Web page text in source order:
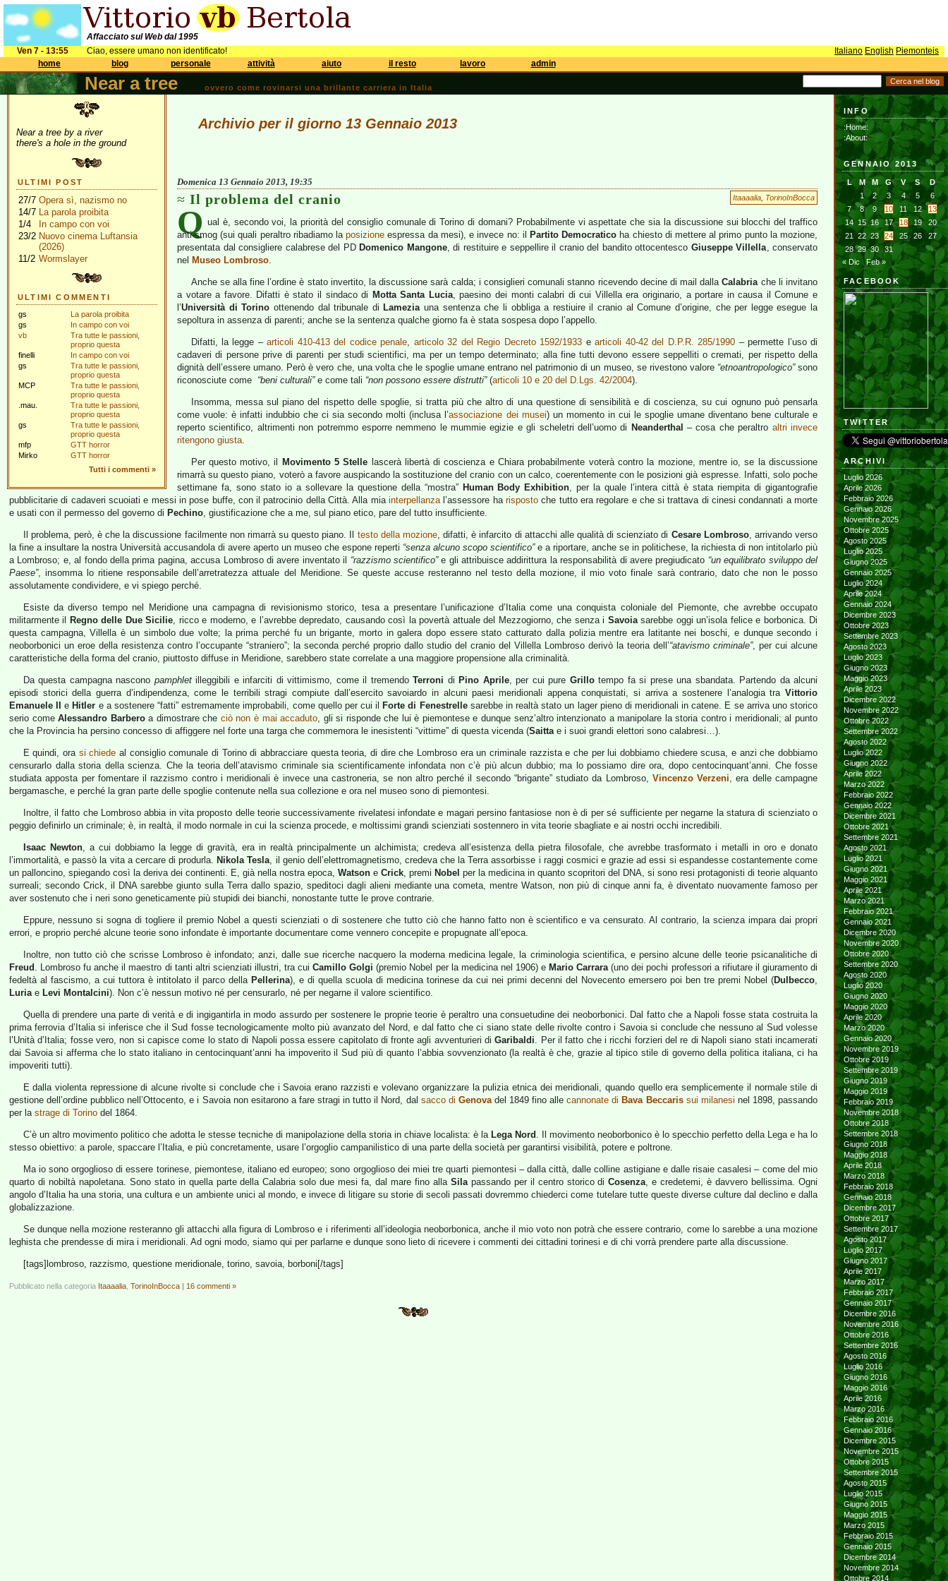
Affacciato sul Web dal 1995
Ven 7 - 13:55
Ciao, essere umano non identificato! Italiano English Piemonteis
home
blog personale attività aiuto il resto lavoro admin
Near a tree ovvero come rovinarsi una brillante carriera in Italia
Near a tree by a river
there's a hole in the ground
ULTIMI POST
27/7 Opera sì, nazismo no
14/7 La parola proibita
1/4
In campo con voi
23/2 Nuovo cinema Luftansia
(2026)
11/2 Wormslayer
ULTIMI COMMENTI
gs
La parola proibita
gs
In campo con voi
vb
Tra tutte le passioni,
proprio questa
finelli
In campo con voi
gs
Tra tutte le passioni,
proprio questa
MCP
Tra tutte le passioni,
proprio questa
.mau.
Tra tutte le passioni,
proprio questa
gs
Tra tutte le passioni,
proprio questa
mfp
GTT horror
Mirko
GTT horror
Tutti i commenti »
Archivio per il giorno 13 Gennaio 2013
Domenica 13 Gennaio 2013, 19:35
Itaaaalia TorinoInBocca
Il problema del cranio
Q ual è, secondo voi, la priorità del consiglio comunale di Torino di domani? Probabilmente vi aspettate che sia la discussione sui blocchi del traffico
anti-smog (sui quali peraltro ribadiamo laposizione espressa da mesi), e invece no: il Partito Democratico ha chiesto di mettere al primo punto la mozione,
presentata dal consigliere calabrese del PD Domenico Mangone, di restituire e seppellire il cranio del bandito ottocentesco Giuseppe Villella, conservato
nel Museo Lombroso.
Anche se alla fine l’ordine è stato invertito, la discussione sarà calda; i consiglieri comunali stanno ricevendo decine di mail dallaCalabriache li invitano
a votare a favore. Difatti è stato il sindaco di Motta Santa Lucia, paesino dei monti calabri di cui Villella era originario, a portare in causa il Comune e
l’Università di Torino ottenendo dal tribunale di Lameziauna sentenza che li obbliga a restiuire il cranio al Comune d’origine, che per legge esegue la
sepoltura in assenza di parenti; anche se la sentenza qualche giorno fa è stata sospesa dopo l’appello.
Difatti, la legge –articoli 410-413 del codice penale, articolo 32 del Regio Decreto 1592/1933 earticoli 40-42 del D.P.R. 285/1990 – permette l’uso di
cadaveri di persone prive di parenti per studi scientifici, ma per un tempo determinato; alla fine tutti devono essere seppelliti o cremati, per rispetto della
dignità dell’essere umano. Però è vero che, una volta che le spoglie umane entrano nel patrimonio di un museo, se rivestono valore “etnoantropologico”sono
riconosciute come “beni culturali”e come tali “non possono essere distrutti”(articoli 10 e 20 del D.Lgs. 42/2004).
Insomma, messa sul piano del rispetto delle spoglie, si tratta più che altro di una questione di sensibilità e di coscienza, su cui ognuno può pensarla
come vuole: è infatti indubbio che ci sia secondo molti (inclusa l’associazione dei musei) un momento in cui le spoglie umane diventano bene culturale e
reperto scientifico, altrimenti non potremmo esporre nemmeno le mummie egizie e gli scheletri dell’uomo di Neanderthal – cosa che peraltro altri invece
ritengono giusta.
Per questo motivo, il Movimento 5 Stelle lascerà libertà di coscienza e Chiara probabilmente voterà contro la mozione, mentre io, se la discussione
rimarrà su questo piano, voterò a favore auspicando la sostituzione del cranio con un calco, coerentemente con le posizioni già espresse. Infatti, solo poche
settimane fa, sono stato io a sollevare la questione della “mostra” Human Body Exhibition, per la quale l’intera città è stata riempita di gigantografie
pubblicitarie di cadaveri scuoiati e messi in pose buffe, con il patrocinio della Città. Alla mia interpellanzal’assessore ha rispostoche tutto era regolare e che si trattava di cinesi condannati a morte
e usati con il permesso del governo di Pechino, giustificazione che a me, sul piano etico, pare del tutto insufficiente.
Il problema, però, è che la discussione facilmente non rimarrà su questo piano. Il testo della mozione, difatti, è infarcito di attacchi alle qualità di scienziato di Cesare Lombroso, arrivando verso
la fine a insultare la nostra Università accusandola di avere aperto un museo che espone reperti “senza alcuno scopo scientifico”e a riportare, anche se in politichese, la richiesta di non intitolarlo più
a Lombroso; e, al fondo della prima pagina, accusa Lombroso di avere inventato il “razzismo scientifico”e gli attribuisce addirittura la responsabilità di avere pregiudicato “un equilibrato sviluppo del
Paese”, insomma lo ritiene responsabile dell’arretratezza attuale del Meridione. Se queste accuse resteranno nel testo della mozione, il mio voto finale sarà contrario, dato che non le posso
assolutamente condividere, e vi spiego perché.
Esiste da diverso tempo nel Meridione una campagna di revisionismo storico, tesa a presentare l’unificazione d’Italia come una conquista coloniale del Piemonte, che avrebbe occupato
militarmente il
Regno delle Due Sicilie, ricco e moderno, e l’avrebbe depredato, causando così la povertà attuale del Mezzogiorno, che senza i Savoiasarebbe oggi un’isola felice e borbonica. Di
questa campagna, Villella è un simbolo due volte; la prima perché fu un brigante, morto in galera dopo essere stato catturato dalla polizia mentre era latitante nei boschi, e dunque secondo i
neoborbonici un eroe della resistenza contro l’occupante “straniero”; la seconda perché proprio dallo studio del cranio del Villella Lombroso derivò la teoria dell’“atavismo criminale”, per cui alcune
caratteristiche della forma del cranio, piuttosto diffuse in Meridione, sarebbero state correlate a una maggiore propensione alla criminalità.
Da questa campagna nascono pamphletilleggibili e infarciti di vittimismo, come il tremendo Terroni di Pino Aprile, per cui pure Grillotempo fa si prese una sbandata. Partendo da alcuni
episodi storici della guerra d’indipendenza, come le terribili stragi compiute dall’esercito savoiardo in alcuni paesi meridionali appena conquistati, si arriva a sostenere l’analogia tra Vittorio
Emanuele II
e Hitler e a sostenere “fatti” estremamente improbabili, come quello per cui il Forte di Fenestrellesarebbe in realtà stato un lager pieno di meridionali in catene. E se arriva uno storico
serio comeAlessandro Barberoa dimostrare che ciò non è mai accaduto, gli si risponde che lui è piemontese e dunque senz’altro intenzionato a manipolare la storia contro i meridionali; al punto
che la Provincia ha persino concesso di affiggere nel forte una targa che commemora le inesistenti “vittime” di questa vicenda (Saittae i suoi grandi elettori sono calabresi…).
E quindi, ora si chiede al consiglio comunale di Torino di abbracciare questa teoria, di dire che Lombroso era un criminale razzista e che per lui dobbiamo chiedere scusa, e anzi che dobbiamo
censurarlo dalla storia della scienza. Che la teoria dell’atavismo criminale sia scientificamente infondata non c’è più alcun dubbio; ma lo possiamo dire ora, dopo centocinquant’anni. Che fosse
studiata apposta per fomentare il razzismo contro i meridionali è invece una castroneria, se non altro perché il secondo “brigante” studiato da Lombroso, Vincenzo Verzeni, era delle campagne
bergamasche, e perché la gran parte delle spoglie contenute nella sua collezione e ora nel museo sono di piemontesi.
Inoltre, il fatto che Lombroso abbia in vita proposto delle teorie successivamente rivelatesi infondate e magari persino fantasiose non è di per sé sufficiente per negarne la statura di scienziato o
peggio definirlo un criminale; è, in realtà, il modo normale in cui la scienza procede, e moltissimi grandi scienziati sostennero in vita teorie sbagliate e ai nostri occhi incredibili.
Isaac Newton, a cui dobbiamo la legge di gravità, era in realtà principalmente un alchimista; credeva all’esistenza della pietra filosofale, che avrebbe trasformato i metalli in oro e donato
l’immortalità, e passò la vita a cercare di produrla. Nikola Tesla, il genio dell’elettromagnetismo, credeva che la Terra assorbisse i raggi cosmici e grazie ad essi si espandesse costantemente come
un palloncino, spiegando così la deriva dei continenti. E, già nella nostra epoca, Watson e Crick, premi Nobel per la medicina in quanto scopritori del DNA, si sono resi protagonisti di teorie alquanto
surreali; secondo Crick, il DNA sarebbe giunto sulla Terra dallo spazio, speditoci dagli alieni mediante una cometa, mentre Watson, non più di cinque anni fa, è diventato nuovamente famoso per
aver sostenuto che i neri sono geneticamente più stupidi dei bianchi, nonostante tutte le prove contrarie.
Eppure, nessuno si sogna di togliere il premio Nobel a questi scienziati o di sostenere che tutto ciò che hanno fatto non è scientifico e va censurato. Al contrario, la scienza impara dai propri
errori, e proprio perché alcune teorie sono infondate è importante documentare come vennero concepite e propugnate all’epoca.
Inoltre, non tutto ciò che scrisse Lombroso è infondato; anzi, dalle sue ricerche nacquero la moderna medicina legale, la criminologia scientifica, e persino alcune delle teorie psicanalitiche di
Freud . Lombroso fu anche il maestro di tanti altri scienziati illustri, tra cuiCamillo Golgi (premio Nobel per la medicina nel 1906) e Mario Carrara(uno dei pochi professori a rifiutare il giuramento di
fedeltà al fascismo, a cui tuttora è intitolato il parco della Pellerina), e di quella scuola di medicina torinese da cui nei primi decenni del Novecento emersero poi ben tre premi Nobel (Dulbecco,
Luriae Levi Montalcini). Non c’è nessun motivo né per censurarlo, né per negarne il valore scientifico.
Quella di prendere una parte di verità e di ingigantirla in modo assurdo per sostenere le proprie teorie è peraltro una consuetudine dei neoborbonici. Dal fatto che a Napoli fosse stata costruita la
prima ferrovia d’Italia si inferisce che il Sud fosse tecnologicamente molto più avanzato del Nord, e dal fatto che ci siano state delle rivolte contro i Savoia si conclude che nessuno al Sud volesse
l’Unità d’Italia; fosse vero, non si capisce come lo stato di Napoli possa essere capitolato di fronte agli avventurieri diGaribaldi. Per il fatto che i ricchi forzieri del re di Napoli siano stati incamerati
dai Savoia si afferma che lo stato italiano in centocinquant’anni ha impoverito il Sud più di quanto l’abbia sovvenzionato (la realtà è che, grazie al tipico stile di governo della politica italiana, ci ha
impoveriti tutti).
E dalla violenta repressione di alcune rivolte si conclude che i Savoia erano razzisti e volevano organizzare la pulizia etnica dei meridionali, quando quello era semplicemente il normale stile di
gestione dell’ordine pubblico nell’Ottocento, e i Savoia non esitarono a fare stragi in tutto il Nord, dal sacco di Genovadel 1849 fino allecannonate di Bava Beccarissui milanesi nel 1898, passando
per la strage di Torino del 1864.
C’è un altro movimento politico che adotta le stesse tecniche di manipolazione della storia in chiave localista: è la Lega Nord . Il movimento neoborbonico è lo specchio perfetto della Lega e ha lo
stesso obiettivo: a parole, spaccare l’Italia, e più concretamente, usare l’orgoglio campanilistico di una parte della società per garantirsi visibilità, potere e poltrone.
Ma io sono orgoglioso di essere torinese, piemontese, italiano ed europeo; sono orgoglioso dei miei tre quarti piemontesi – dalla città, dalle colline astigiane e dalle risaie casalesi – come del mio
quarto di nobiltà napoletana. Sono stato in quella parte della Calabria solo due mesi fa, dal mare fino alla Silapassando per il centro storico diCosenza, e credetemi, è davvero bellissima. Ogni
angolo d’Italia ha una storia, una cultura e un ambiente unici al mondo, e invece di litigare su storie di secoli passati dovremmo chiederci come tutelare tutte queste diverse culture dal declino e dalla
globalizzazione.
Se dunque nella mozione resteranno gli attacchi alla figura di Lombroso e i riferimenti all’ideologia neoborbonica, anche il mio voto non potrà che essere contrario, come lo sarebbe a una mozione
leghista che prendesse di mira i meridionali. Ad ogni modo, siamo qui per parlarne e dunque sono lieto di ricevere i commenti dei cittadini torinesi e di chi vorrà prendere parte alla discussione.
[tags]lombroso, razzismo, questione meridionale, torino, savoia, borboni[/tags]
Pubblicato nella categoria Itaaaalia TorinoInBocca | 16 commenti »
INFO
:Home:
:About:
GENNAIO 2013
L M M G V S
D
1
2 3 4 5
6
7
8 9 10 11 12
13
14 15 16 17 18 19
20
21
22 23 24 25 26
27
28 29 30
31
« Dic
Feb »
FACEBOOK
TWITTER
ARCHIVI
Luglio 2026
Aprile 2026
Febbraio 2026
Gennaio 2026
Novembre 2025
Ottobre 2025
Agosto 2025
Luglio 2025
Giugno 2025
Gennaio 2025
Luglio 2024
Aprile 2024
Gennaio 2024
Dicembre 2023
Ottobre 2023
Settembre 2023
Agosto 2023
Luglio 2023
Giugno 2023
Maggio 2023
Aprile 2023
Dicembre 2022
Novembre 2022
Ottobre 2022
Settembre 2022
Agosto 2022
Luglio 2022
Giugno 2022
Aprile 2022
Marzo 2022
Febbraio 2022
Gennaio 2022
Dicembre 2021
Ottobre 2021
Settembre 2021
Agosto 2021
Luglio 2021
Giugno 2021
Maggio 2021
Aprile 2021
Marzo 2021
Febbraio 2021
Gennaio 2021
Dicembre 2020
Novembre 2020
Ottobre 2020
Settembre 2020
Agosto 2020
Luglio 2020
Giugno 2020
Maggio 2020
Aprile 2020
Marzo 2020
Gennaio 2020
Novembre 2019
Ottobre 2019
Settembre 2019
Giugno 2019
Maggio 2019
Febbraio 2019
Novembre 2018
Ottobre 2018
Settembre 2018
Giugno 2018
Maggio 2018
Aprile 2018
Marzo 2018
Febbraio 2018
Gennaio 2018
Dicembre 2017
Ottobre 2017
Settembre 2017
Agosto 2017
Luglio 2017
Giugno 2017
Aprile 2017
Marzo 2017
Febbraio 2017
Gennaio 2017
Dicembre 2016
Novembre 2016
Ottobre 2016
Settembre 2016
Agosto 2016
Luglio 2016
Giugno 2016
Maggio 2016
Aprile 2016
Marzo 2016
Febbraio 2016
Gennaio 2016
Dicembre 2015
Novembre 2015
Ottobre 2015
Settembre 2015
Agosto 2015
Luglio 2015
Giugno 2015
Maggio 2015
Marzo 2015
Febbraio 2015
Gennaio 2015
Dicembre 2014
Novembre 2014
Ottobre 2014